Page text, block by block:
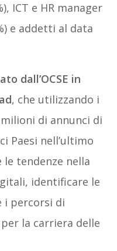
ICT e HR manager
e addetti al data
dall’OCSE in
, che utilizzando i
di annunci di
Paesi nell’ultimo
tendenze nella
identificare le
i percorsi di
la carriera delle